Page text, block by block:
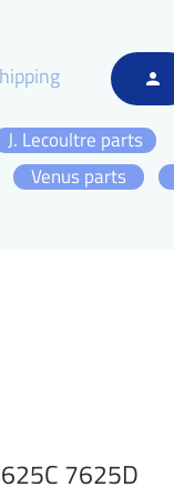
person
J. Lecoultre parts
Venus parts
7625D